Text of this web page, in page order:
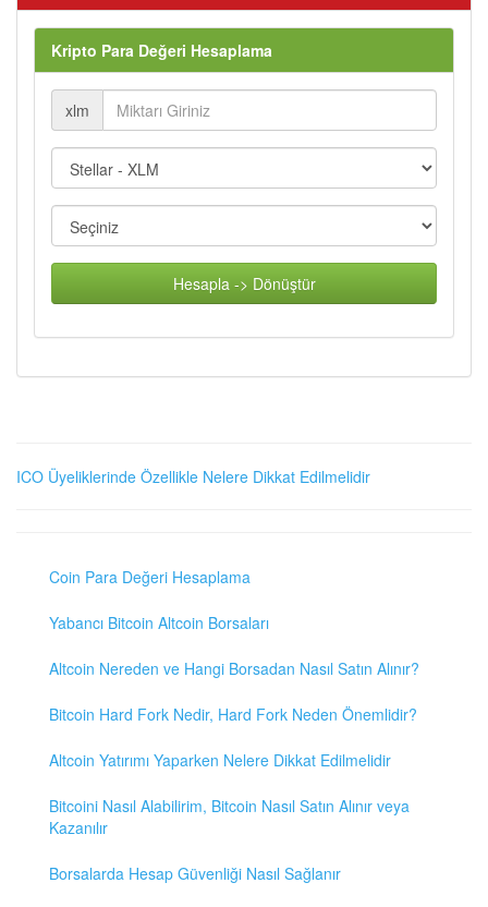
Kripto Para Değeri Hesaplama
xlm
Hesapla -> Dönüştür
ICO Üyeliklerinde Özellikle Nelere Dikkat Edilmelidir
Coin Para Değeri Hesaplama
Yabancı Bitcoin Altcoin Borsaları
Altcoin Nereden ve Hangi Borsadan Nasıl Satın Alınır?
Bitcoin Hard Fork Nedir, Hard Fork Neden Önemlidir?
Altcoin Yatırımı Yaparken Nelere Dikkat Edilmelidir
Bitcoini Nasıl Alabilirim, Bitcoin Nasıl Satın Alınır veya
Kazanılır
Borsalarda Hesap Güvenliği Nasıl Sağlanır